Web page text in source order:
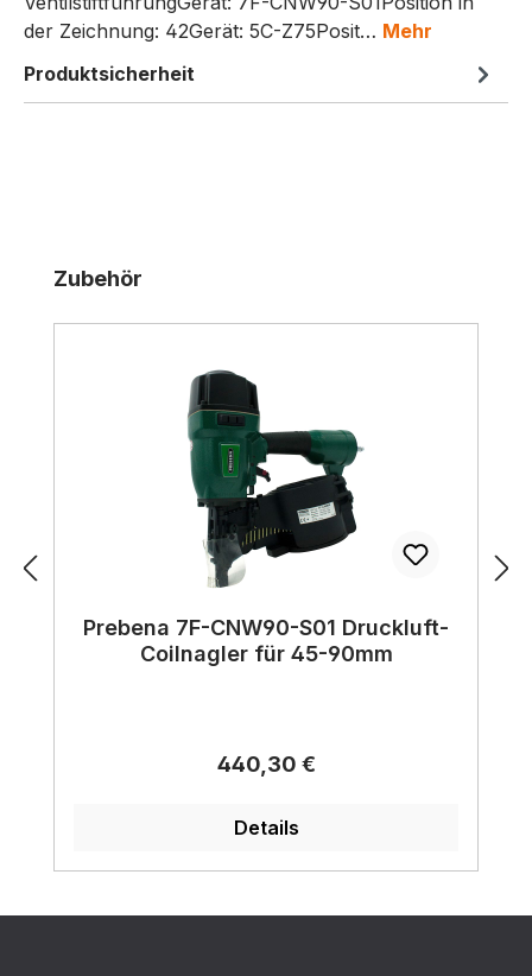
der Zeichnung: 42Gerät: 5C-Z75Posit… Mehr
Produktsicherheit
Produktgalerie überspringen
Zubehör
Prebena 7F-CNW90-S01 Druckluft-
Coilnagler für 45-90mm
Regulärer Preis:
440,30 €
Details